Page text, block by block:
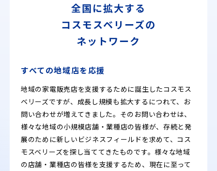
全国に拡大する
コスモスベリーズの
ネットワーク
すべての地域店を応援
地域の家電販売店を支援するために誕生したコスモス
ベリーズですが、成長し規模も拡大するにつれて、お
問い合わせが増えてきました。そのお問い合わせは、
様々な地域の小規模店舗・業種店の皆様が、存続と発
展のために新しいビジネスフィールドを求めて、コス
モスベリーズを探し当ててきたものです。様々な地域
の店舗・業種店の皆様を支援するため、現在に至って